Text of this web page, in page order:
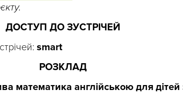
ДОСТУП ДО ЗУСТРІЧЕЙ
smart
РОЗКЛАД
математика англійською для